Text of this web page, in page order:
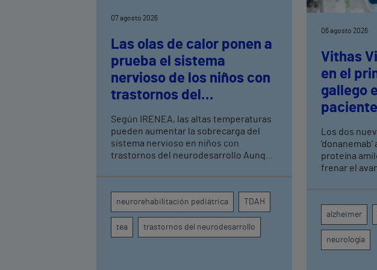
07 agosto 2026
Las olas de calor ponen a
prueba el sistema
nervioso de los niños con
trastornos del
neurodesarrollo, según
expertos en
neurorrehabilitación
pediátrica de Vithas
Según IRENEA, las altas temperaturas
pueden aumentar la sobrecarga del
sistema nervioso en niños con
trastornos del neurodesarrollo Aunque
permite comprender por qué el calor
puede influir en la atención, la
regulación emocional y la conducta
neurorehabilitación pediátrica TDAH
tea trastornos del neurodesarrollo
06 agosto 2026
Vithas
en el
gallego
en fase
Los dos
'donanemab'
proteína
frenar el
para el
de cada
alzheimer
neurología